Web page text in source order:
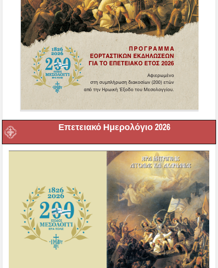
Επετειακό Ημερολόγιο 2026